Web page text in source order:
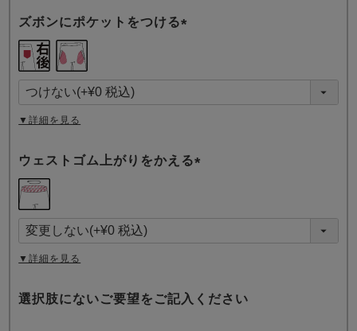
ズボンにポケットをつける
須
)
▼詳細を見る
ウェストゴム上がりをかえる
須
)
▼詳細を見る
選択肢にないご要望をご記入ください